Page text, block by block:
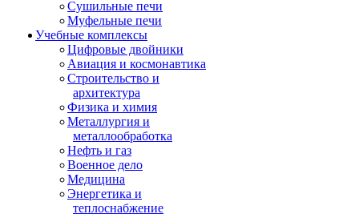
Сушильные печи
Муфельные печи
Учебные комплексы
Цифровые двойники
Авиация и космонавтика
Строительство и
архитектура
Физика и химия
Металлургия и
металлообработка
Нефть и газ
Военное дело
Медицина
Энергетика и
теплоснабжение